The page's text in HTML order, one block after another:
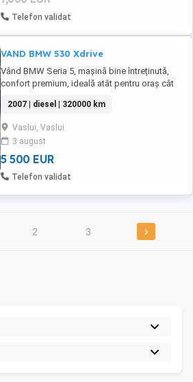
Telefon validat
VAND BMW 530 Xdrive
Vând BMW Seria 5, mașină bine întreținută,
confort premium, ideală atât pentru oraș cât
An fabricație: 2007 Kilometraj: 320000km
(real) Cutie automată (schimba perfect )
Combustibil: diesel Tracțiune xDrive Dotări:
Climatizare automată Navigație Senzori ...
2007 | diesel | 320000 km
Vaslui, Vaslui
3 august
5 500 EUR
Telefon validat
2 3 ›